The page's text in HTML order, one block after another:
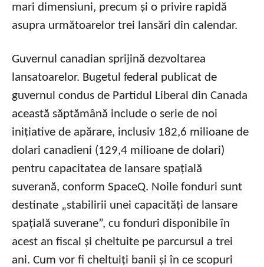
mari dimensiuni, precum și o privire rapidă
asupra următoarelor trei lansări din calendar.
Guvernul canadian sprijină dezvoltarea
lansatoarelor. Bugetul federal publicat de
guvernul condus de Partidul Liberal din Canada
această săptămână include o serie de noi
inițiative de apărare, inclusiv 182,6 milioane de
dolari canadieni (129,4 milioane de dolari)
pentru capacitatea de lansare spațială
suverană, conform SpaceQ. Noile fonduri sunt
destinate „stabilirii unei capacități de lansare
spațială suverane”, cu fonduri disponibile în
acest an fiscal și cheltuite pe parcursul a trei
ani. Cum vor fi cheltuiți banii și în ce scopuri